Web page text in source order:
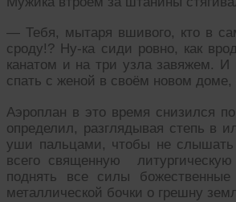
— Тебя, мытаря вшивого, кто в
сроду!? Ну-ка сиди ровно, как
канатом и на три узла завяжем. И
спать с женой в своём новом доме,
Аэроплан в это время снизился
определил, разглядывая степь в
уши пальцами, чтобы не слышать
всего священную
поднять все силы
металлической бочки о грешну